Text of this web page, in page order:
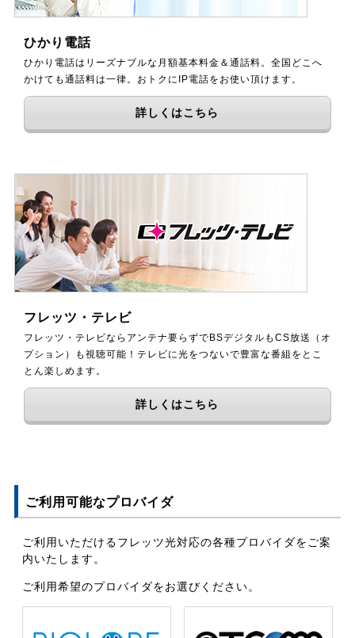
ひかり電話
ひかり電話はリーズナブルな月額基本料金＆通話料。全国どこへ
かけても通話料は一律。おトクにIP電話をお使い頂けます。
詳しくはこちら
フレッツ・テレビ
フレッツ・テレビならアンテナ要らずでBSデジタルもCS放送（オ
プション）も視聴可能！テレビに光をつないで豊富な番組をとこ
とん楽しめます。
詳しくはこちら
ご利用可能なプロバイダ
ご利用いただけるフレッツ光対応の各種プロバイダをご案
内いたします。
ご利用希望のプロバイダをお選びください。